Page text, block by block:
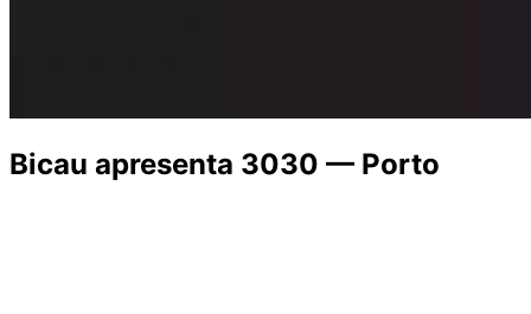
Bicau apresenta 3030 — Porto